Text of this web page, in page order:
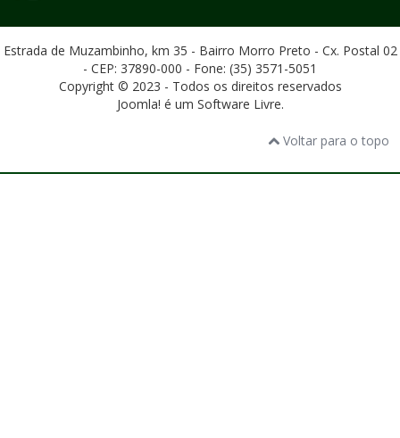
Estrada de Muzambinho, km 35 - Bairro Morro Preto - Cx. Postal 02
- CEP: 37890-000 - Fone: (35) 3571-5051
Copyright © 2023 - Todos os direitos reservados
Joomla! é um Software Livre.
Voltar para o topo